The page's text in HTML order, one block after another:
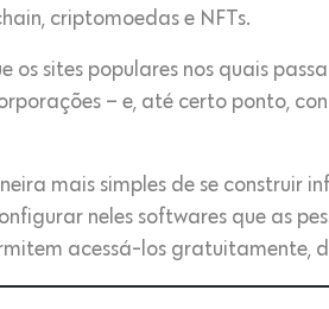
criptomoedas e NFTs.
os sites populares nos quais
– e, até certo ponto,
mais simples de se construir
neles softwares que as
acessá-los gratuitamente,